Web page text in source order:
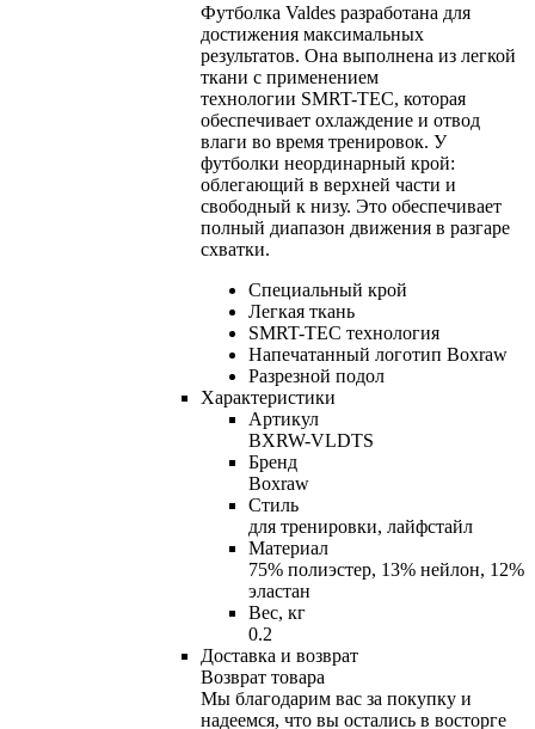
Футболка Valdes разработана для
достижения максимальных
результатов. Она выполнена из легкой
ткани с применением
технологии SMRT-TEC, которая
обеспечивает охлаждение и отвод
влаги во время тренировок. У
футболки неординарный крой:
облегающий в верхней части и
свободный к низу. Это обеспечивает
полный диапазон движения в разгаре
схватки.
Специальный крой
Легкая ткань
SMRT-TEC технология
Напечатанный логотип Boxraw
Разрезной подол
Характеристики
Артикул
BXRW-VLDTS
Бренд
Boxraw
Стиль
для тренировки, лайфстайл
Материал
75% полиэстер, 13% нейлон, 12%
эластан
Вес, кг
0.2
Доставка и возврат
Возврат товара
Мы благодарим вас за покупку и
надеемся, что вы остались в восторге